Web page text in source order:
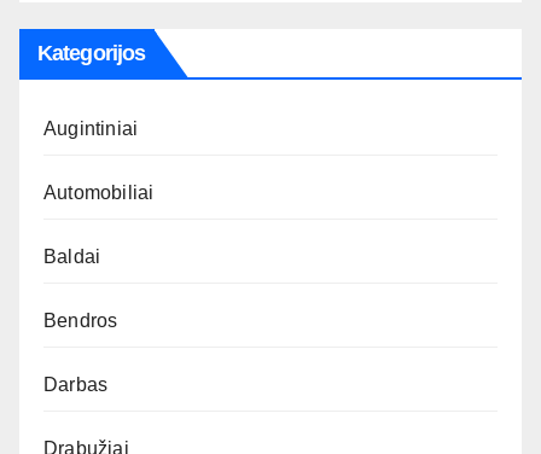
Kategorijos
Augintiniai
Automobiliai
Baldai
Bendros
Darbas
Drabužiai